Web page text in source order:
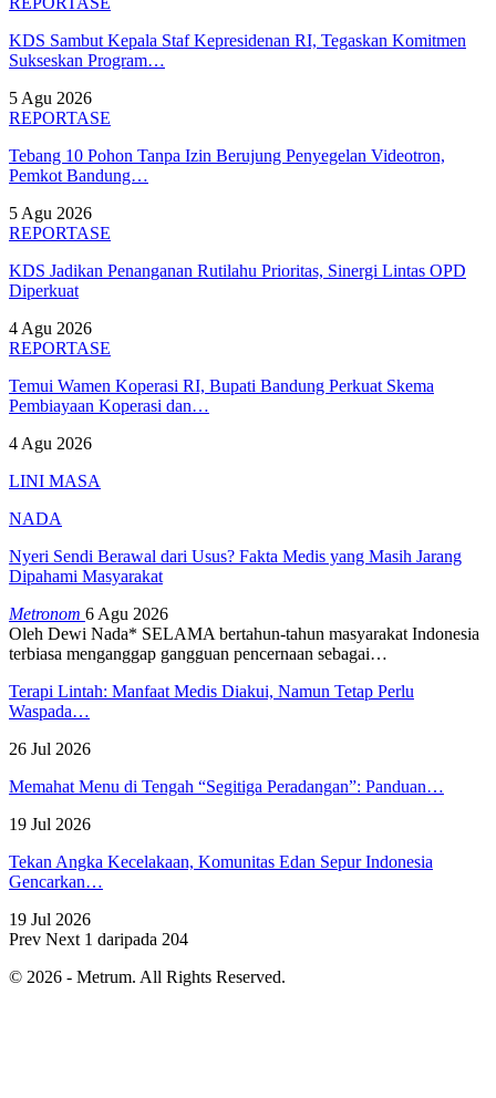
KDS Sambut Kepala Staf Kepresidenan RI, Tegaskan Komitmen
Sukseskan Program…
5 Agu 2026
REPORTASE
Tebang 10 Pohon Tanpa Izin Berujung Penyegelan Videotron,
Pemkot Bandung…
5 Agu 2026
REPORTASE
KDS Jadikan Penanganan Rutilahu Prioritas, Sinergi Lintas OPD
Diperkuat
4 Agu 2026
REPORTASE
Temui Wamen Koperasi RI, Bupati Bandung Perkuat Skema
Pembiayaan Koperasi dan…
4 Agu 2026
LINI MASA
NADA
Nyeri Sendi Berawal dari Usus? Fakta Medis yang Masih Jarang
Dipahami Masyarakat
Metronom 6 Agu 2026
Oleh Dewi Nada* SELAMA bertahun-tahun masyarakat Indonesia
terbiasa menganggap gangguan pencernaan sebagai…
Terapi Lintah: Manfaat Medis Diakui, Namun Tetap Perlu
Waspada…
26 Jul 2026
Memahat Menu di Tengah “Segitiga Peradangan”: Panduan…
19 Jul 2026
Tekan Angka Kecelakaan, Komunitas Edan Sepur Indonesia
Gencarkan…
19 Jul 2026
Prev Next 1 daripada 204
© 2026 - Metrum. All Rights Reserved.